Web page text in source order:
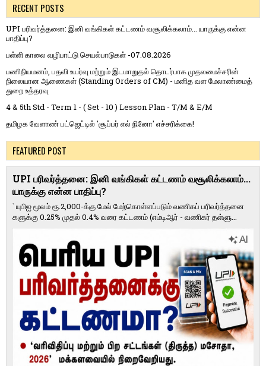
RECENT POSTS
UPI பரிவர்த்தனை: இனி வங்கிகள் கட்டணம் வசூலிக்கலாம்... யாருக்கு என்ன
பாதிப்பு?
பள்ளி காலை வழிபாட்டு செயல்பாடுகள் -07.08.2026
பணிநியமனம், பதவி உயர்வு மற்றும் இடமாறுதல் தொடர்பாக முதலமைச்சரின்
நிலையான ஆணைகள் (Standing Orders of CM) - மனித வள மேலாண்மைத்
துறை உத்தரவு
4 & 5th Std - Term 1 - ( Set - 10 ) Lesson Plan - T/M & E/M
தமிழக வேளாண் பட்ஜெட்டில் 'சூப்பர் எல் நினோ' எச்சரிக்கை!
FEATURED POST
UPI பரிவர்த்தனை: இனி வங்கிகள் கட்டணம் வசூலிக்கலாம்...
யாருக்கு என்ன பாதிப்பு?
` யுபிஐ மூலம் ரூ.2,000-க்கு மேல் மேற்​கொள்​ளப்​படும் வணி​கப் பரிவர்த்​தனை​
களுக்கு 0.25% முதல் 0.4% வரை கட்​ட​ணம் (எம்​டிஆர் - வணி​கர் தள்​ளு...